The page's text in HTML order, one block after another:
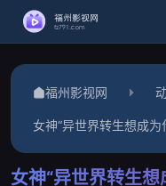
福州影视网
女神“异世界转生想成为
女神“异世界转生想